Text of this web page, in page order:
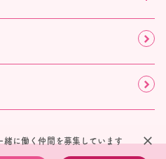
緒に働く仲間を募集しています close